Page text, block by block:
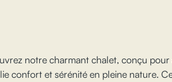
notre charmant chalet, conçu
confort et sérénité en pleine nature.